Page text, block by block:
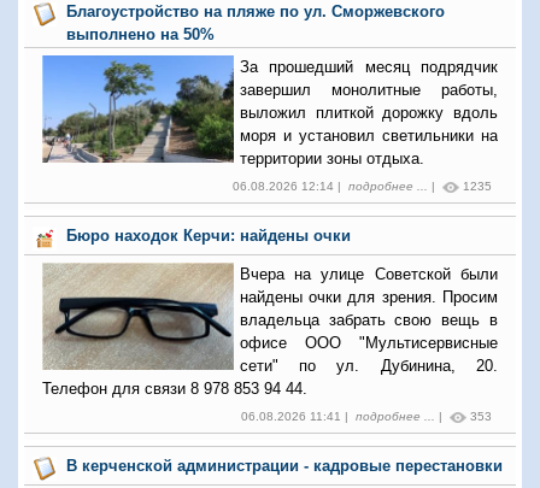
Благоустройство на пляже по ул. Сморжевского
выполнено на 50%
За прошедший месяц подрядчик
завершил монолитные работы,
выложил плиткой дорожку вдоль
моря и установил светильники на
территории зоны отдыха.
06.08.2026 12:14 | подробнее ... | 1235
Бюро находок Керчи: найдены очки
Вчера на улице Советской были
найдены очки для зрения. Просим
владельца забрать свою вещь в
офисе ООО "Мультисервисные
сети" по ул. Дубинина, 20.
Телефон для связи 8 978 853 94 44.
06.08.2026 11:41 | подробнее ... | 353
В керченской администрации - кадровые перестановки